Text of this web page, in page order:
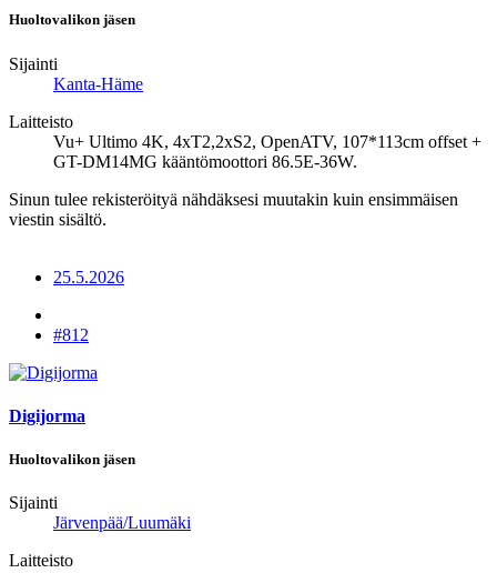
Huoltovalikon jäsen
Sijainti
Kanta-Häme
Laitteisto
Vu+ Ultimo 4K, 4xT2,2xS2, OpenATV, 107*113cm offset +
GT-DM14MG kääntömoottori 86.5E-36W.
Sinun tulee rekisteröityä nähdäksesi muutakin kuin ensimmäisen
viestin sisältö.
25.5.2026
#812
Digijorma
Huoltovalikon jäsen
Sijainti
Järvenpää/Luumäki
Laitteisto